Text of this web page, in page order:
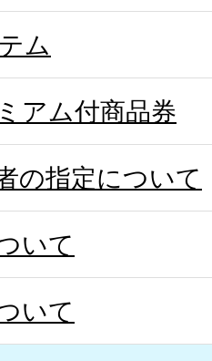
ム
アム付商品券
の指定について
いて
いて